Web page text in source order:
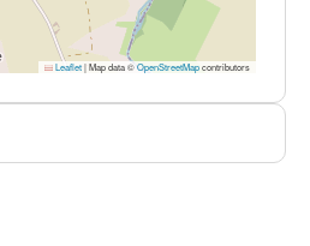
Leaflet|Map data ©OpenStreetMapcontributors